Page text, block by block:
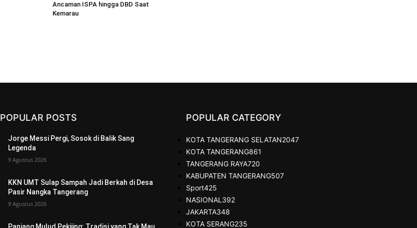
Ancaman ISPA hingga DBD Saat
Kemarau
POPULAR POSTS
Jorge Messi Pergi, Sosok di Balik Sang
Legenda
9 Agustus 2026
KKN UMT Sulap Sampah Jadi Berkah di Desa
Pasir Nangka Tangerang
9 Agustus 2026
POPULAR CATEGORY
KOTA TANGERANG SELATAN2047
KOTA TANGERANG861
TANGERANG RAYA720
KABUPATEN TANGERANG507
Sport425
NASIONAL 392
JAKARTA348
KOTA SERANG235